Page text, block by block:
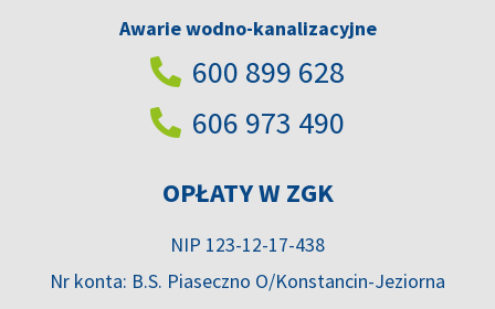
Awarie wodno-kanalizacyjne
600 899 628
606 973 490
OPŁATY W ZGK
NIP 123-12-17-438
Nr konta: B.S. Piaseczno O/Konstancin-Jeziorna